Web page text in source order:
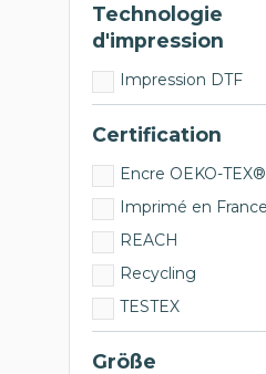
Technologie
d'impression
Impression DTF
Certification
Encre OEKO-TEX®
Imprimé en France
REACH
Recycling
TESTEX
Größe